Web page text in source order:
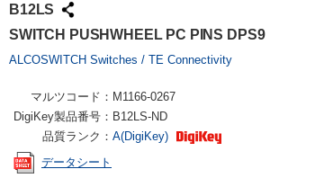
B12LS
SWITCH PUSHWHEEL PC PINS DPS9
ALCOSWITCH Switches / TE Connectivity
マルツコード： M1166-0267
DigiKey製品番号： B12LS-ND
品質ランク： A(DigiKey)
データシート